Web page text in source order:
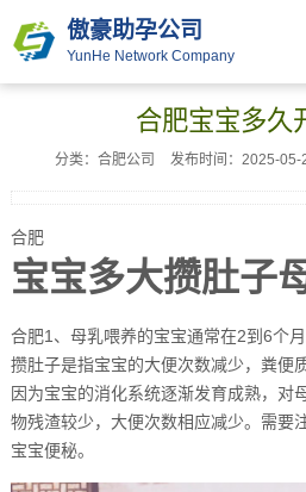
傲豪助孕公司
YunHe Network Company
合肥宝宝多久
分类：合肥公司 发布时间：2025-05-
合肥
宝宝多大攒肚子
合肥1、母乳喂养的宝宝通常在2到6个
攒肚子是指宝宝的大便次数减少，粪便
因为宝宝的消化系统逐渐发育成熟，对
物残渣较少，大便次数相应减少。需要
宝宝便秘。